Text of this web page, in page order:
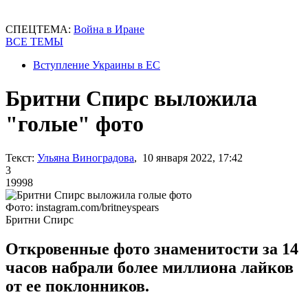
СПЕЦТЕМА: Война в Иране
ВСЕ ТЕМЫ
Вступление Украины в ЕС
Бритни Спирс выложила
"голые" фото
Текст: Ульяна Виноградова, 10 января 2022, 17:42
3
19998
Фото: instagram.com/britneyspears
Бритни Спирс
Откровенные фото знаменитости за 14
часов набрали более миллиона лайков
от ее поклонников.